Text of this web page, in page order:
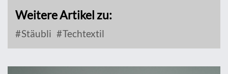
Weitere Artikel zu:
Stäubli Techtextil